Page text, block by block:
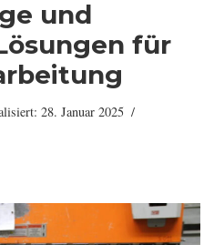
und
für
28. Januar 2025